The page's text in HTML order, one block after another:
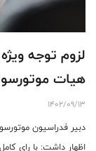
لزوم توجه
هیات
1402/09/13
دبیر فدراسیون
اظهار داشت: با رای